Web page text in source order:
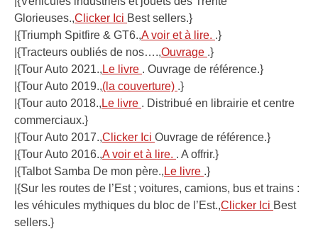
Glorieuses.,Clicker Ici Best sellers.}
|{Triumph Spitfire & GT6.,A voir et à lire. .}
|{Tracteurs oubliés de nos….,Ouvrage .}
|{Tour Auto 2021., Le livre . Ouvrage de référence.}
|{Tour Auto 2019.,(la couverture) .}
|{Tour auto 2018., Le livre . Distribué en librairie et centre
commerciaux.}
|{Tour Auto 2017.,Clicker Ici Ouvrage de référence.}
|{Tour Auto 2016.,A voir et à lire. . A offrir.}
|{Talbot Samba De mon père., Le livre .}
|{Sur les routes de l’Est ; voitures, camions, bus et trains :
les véhicules mythiques du bloc de l’Est.,Clicker Ici Best
sellers.}